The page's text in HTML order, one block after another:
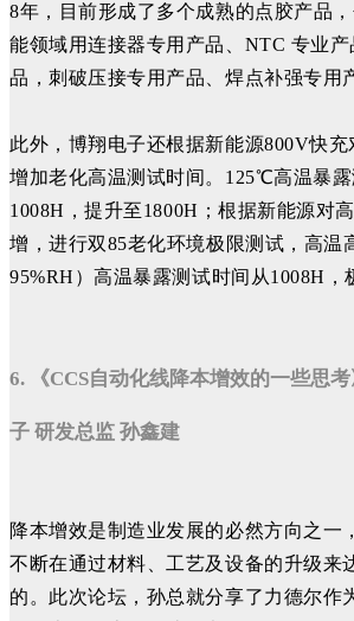
8年，目前形成了多个成熟的点胶产品
能领域用连接器专用产品、NTC 专业
品，刺破压接专用产品、焊点补强专用
此外，博翔电子还根据新能源800V快充
增加老化高温测试时间。125℃高温暴
1008H，提升至1800H；根据新能源对
增，进行双85老化环境极限测试，高温
95%RH）高温暴露测试时间从1008H，
6. 《CCS自动化线降本增效的一些思
子 研发总监 孙鑫建
降本增效是制造业发展的必然方向之一
不断在通过材料、工艺及设备的升级来
的。 此次论坛，孙总就分享了力德尔作